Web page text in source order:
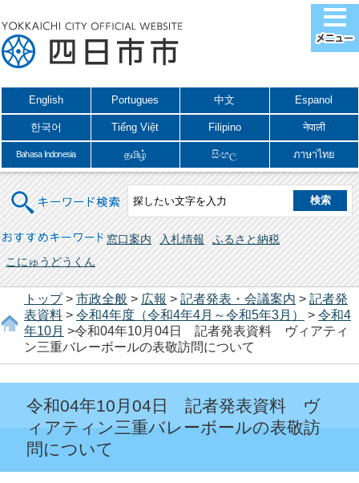
English Portugues 中文 Espanol
한국어 Tiếng Việt Filipino नेपाली
Bahasa Indonesia தமிழ் සිංහල ภาษาไทย
キーワード検索
おすすめキーワード 窓口案内 入札情報
ふるさと納税
こにゅうどうくん
トップ> 市政全般 > 広報 > 記者発表・会議案内 > 記者発
表資料 > 令和4年度（令和4年4月～令和5年3月） > 令和4
年10月 >令和04年10月04日 記者発表資料 ヴィアティ
ン三重バレーボールの表敬訪問について
令和04年10月04日 記者発表資料 ヴ
ィアティン三重バレーボールの表敬訪
問について